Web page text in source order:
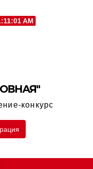
AM
конкурс